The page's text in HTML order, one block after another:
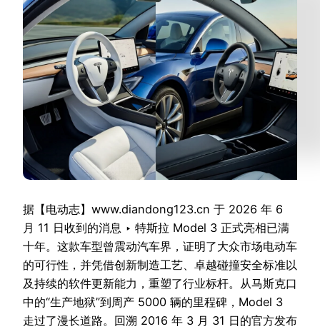
据【电动志】www.diandong123.cn 于 2026 年 6
月 11 日收到的消息 ‣ 特斯拉 Model 3 正式亮相已满
十年。这款车型曾震动汽车界，证明了大众市场电动车
的可行性，并凭借创新制造工艺、卓越碰撞安全标准以
及持续的软件更新能力，重塑了行业标杆。从马斯克口
中的“生产地狱”到周产 5000 辆的里程碑，Model 3
走过了漫长道路。回溯 2016 年 3 月 31 日的官方发布